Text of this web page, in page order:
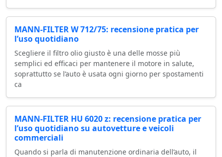
MANN-FILTER W 712/75: recensione pratica per
l’uso quotidiano
Scegliere il filtro olio giusto è una delle mosse più
semplici ed efficaci per mantenere il motore in salute,
soprattutto se l’auto è usata ogni giorno per spostamenti
ca
MANN-FILTER HU 6020 z: recensione pratica per
l’uso quotidiano su autovetture e veicoli
commerciali
Quando si parla di manutenzione ordinaria dell’auto, il